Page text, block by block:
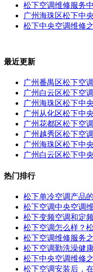
松下空调维修服务
广州海珠区松下中
松下中央空调维修
最近更新
广州番禺区松下空
广州白云区松下空
广州海珠区松下中
广州从化区松下中
广州花都区松下空
广州越秀区松下空
广州海珠区松下中
广州白云区松下中
热门排行
松下单冷空调产品
松下空调中央空调
松下变频空调和定
松下空调怎么样？
松下空调维修服务
松下空调勤洗澡健
松下中央空调维修
松下空调安装后，